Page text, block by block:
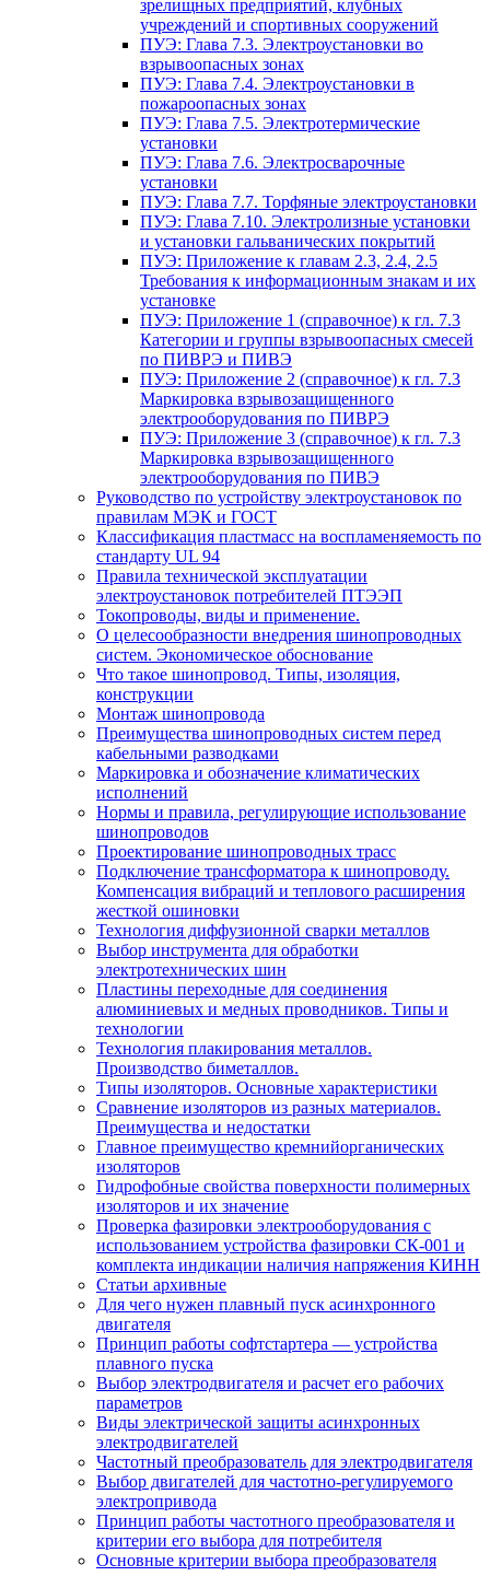
зрелищных предприятий, клубных
учреждений и спортивных сооружений
ПУЭ: Глава 7.3. Электроустановки во
взрывоопасных зонах
ПУЭ: Глава 7.4. Электроустановки в
пожароопасных зонах
ПУЭ: Глава 7.5. Электротермические
установки
ПУЭ: Глава 7.6. Электросварочные
установки
ПУЭ: Глава 7.7. Торфяные электроустановки
ПУЭ: Глава 7.10. Электролизные установки
и установки гальванических покрытий
ПУЭ: Приложение к главам 2.3, 2.4, 2.5
Требования к информационным знакам и их
установке
ПУЭ: Приложение 1 (справочное) к гл. 7.3
Категории и группы взрывоопасных смесей
по ПИВРЭ и ПИВЭ
ПУЭ: Приложение 2 (справочное) к гл. 7.3
Маркировка взрывозащищенного
электрооборудования по ПИВРЭ
ПУЭ: Приложение 3 (справочное) к гл. 7.3
Маркировка взрывозащищенного
электрооборудования по ПИВЭ
Руководство по устройству электроустановок по
правилам МЭК и ГОСТ
Классификация пластмасс на воспламеняемость по
стандарту UL 94
Правила технической эксплуатации
электроустановок потребителей ПТЭЭП
Токопроводы, виды и применение.
О целесообразности внедрения шинопроводных
систем. Экономическое обоснование
Что такое шинопровод. Типы, изоляция,
конструкции
Монтаж шинопровода
Преимущества шинопроводных систем перед
кабельными разводками
Маркировка и обозначение климатических
исполнений
Нормы и правила, регулирующие использование
шинопроводов
Проектирование шинопроводных трасс
Подключение трансформатора к шинопроводу.
Компенсация вибраций и теплового расширения
жесткой ошиновки
Технология диффузионной сварки металлов
Выбор инструмента для обработки
электротехнических шин
Пластины переходные для соединения
алюминиевых и медных проводников. Типы и
технологии
Технология плакирования металлов.
Производство биметаллов.
Типы изоляторов. Основные характеристики
Сравнение изоляторов из разных материалов.
Преимущества и недостатки
Главное преимущество кремнийорганических
изоляторов
Гидрофобные свойства поверхности поли мерных
изоляторов и их значение
Проверка фазировки электрооборудования с
использованием устройства фазировки СК-001 и
комплекта индикации наличия напряжения КИНН
Статьи архивные
Для чего нужен плавный пуск асинхронного
двигателя
Принцип работы софтстартера — устройства
плавного пуска
Выбор электродвигателя и расчет его рабочих
параметров
Виды электрической защиты асинхронных
электродвигателей
Частотный преобразователь для электродвигателя
Выбор двигателей для частотно-регулируемого
электропривода
Принцип работы частотного преобразователя и
критерии его выбора для потребителя
Основные критерии выбора преобразователя